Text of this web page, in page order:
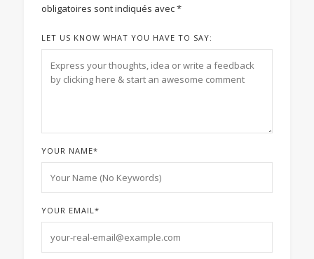
obligatoires sont indiqués avec*
LET US KNOW WHAT YOU HAVE TO SAY:
YOUR NAME*
YOUR EMAIL*